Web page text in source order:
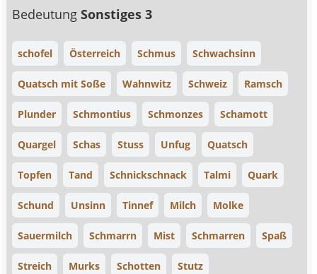
BedeutungSonstiges 3
schofel Österreich Schmus Schwachsinn
Quatsch mit Soße Wahnwitz Schweiz Ramsch
Plunder Schmontius Schmonzes Schamott
Quargel Schas Stuss Unfug Quatsch
Topfen Tand Schnickschnack Talmi Quark
Schund Unsinn Tinnef Milch Molke
Sauermilch Schmarrn Mist Schmarren Spaß
Streich Murks Schotten Stutz